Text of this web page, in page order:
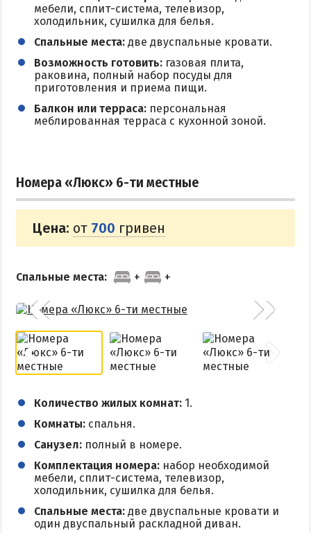
мебели, сплит-система, телевизор,
холодильник, сушилка для белья.
Спальные места: две двуспальные кровати.
Возможность готовить: газовая плита,
раковина, полный набор посуды для
приготовления и приема пищи.
Балкон или терраса: персональная
меблированная терраса с кухонной зоной.
Номера «Люкс» 6-ти местные
Цена: от 700 гривен
Спальные места:
Количество жилых комнат: 1.
Комнаты: спальня.
Санузел: полный в номере.
Комплектация номера: набор необходимой
мебели, сплит-система, телевизор,
холодильник, сушилка для белья.
Спальные места: две двуспальные кровати и
один двуспальный раскладной диван.